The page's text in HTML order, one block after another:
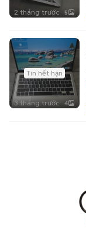
2 tháng trước 5
Tin hết hạn
3 tháng trước 4